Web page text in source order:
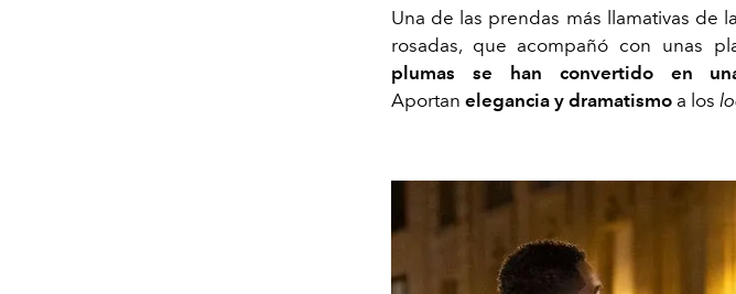
Una de las prendas más llamativas de
rosadas, que acompañó con unas
plumas se han convertido en
Aportan elegancia y dramatismo a los